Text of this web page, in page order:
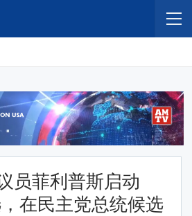
员菲利普斯启动
在民主党总统候选